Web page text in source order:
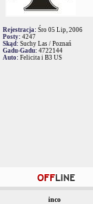
Rejestracja: Śro 05 Lip, 2006
Posty: 4247
Skąd: Suchy Las / Poznań
Gadu-Gadu: 4722144
Auto: Felicita i B3 US
inco